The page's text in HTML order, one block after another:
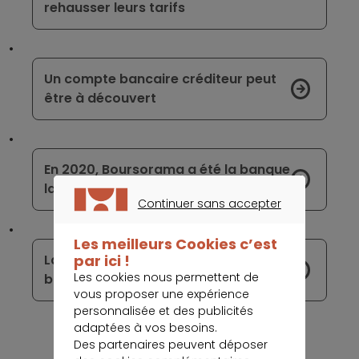
rehausser leurs tarifs
Un compte bancaire créditeur peut
être à découvert
En 2020, Boursorama a été la banque
la moins chère en France
Lancement de My Nickel, la carte
bancaire personnalisable de Nickel
Continuer sans accepter
Les meilleurs Cookies c’est
par ici !
Les cookies nous permettent de
vous proposer une expérience
personnalisée et des publicités
adaptées à vos besoins.
Des partenaires peuvent déposer